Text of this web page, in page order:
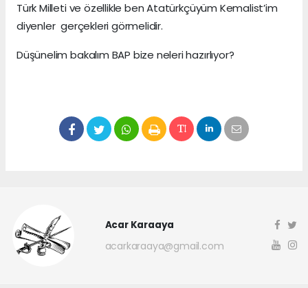
Türk Milleti ve özellikle ben Atatürkçüyüm Kemalist’im
diyenler gerçekleri görmelidir.
Düşünelim bakalım BAP bize neleri hazırlıyor?
Acar Karaaya
acarkaraaya@gmail.com